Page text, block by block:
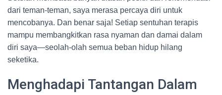
dari teman-teman, saya merasa percaya diri untuk
mencobanya. Dan benar saja! Setiap sentuhan terapis
mampu membangkitkan rasa nyaman dan damai dalam
diri saya—seolah-olah semua beban hidup hilang
seketika.
Menghadapi Tantangan Dalam